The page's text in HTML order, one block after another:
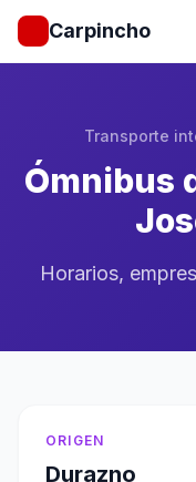
Carpincho
Transporte
Ómnibus
Horarios,
ORIGEN
Durazno